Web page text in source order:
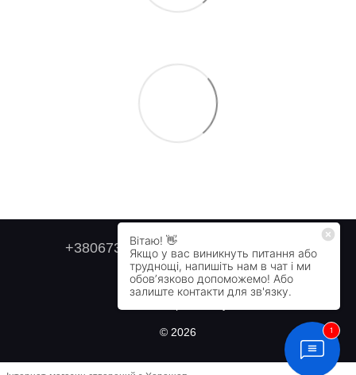
+380673179749 +380505478711
Контактна інформація
© 2026